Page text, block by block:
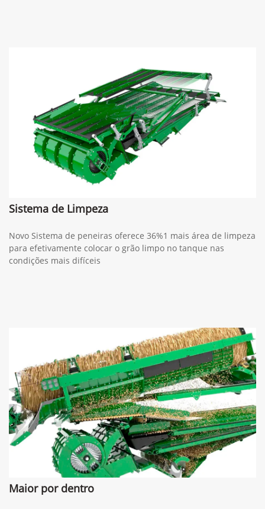
Sistema de Limpeza
Novo Sistema de peneiras oferece 36%1 mais área de limpeza
para efetivamente colocar o grão limpo no tanque nas
condições mais difíceis
Maior por dentro